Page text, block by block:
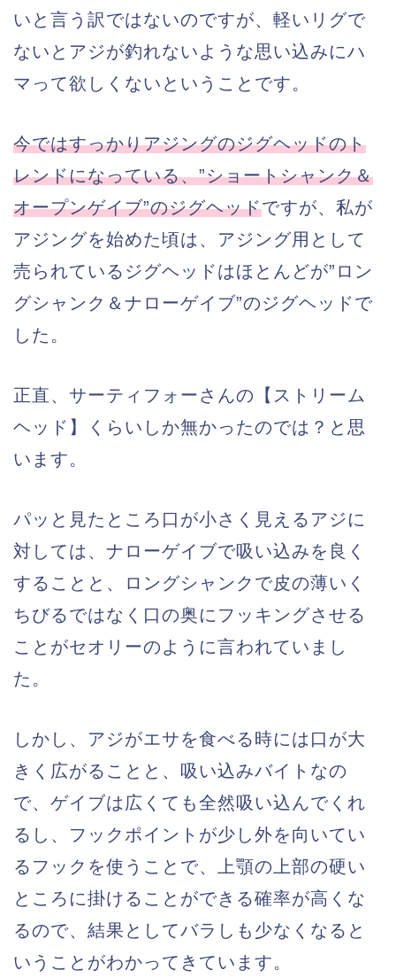
いと言う訳ではないのですが、軽いリグで
ないとアジが釣れないような思い込みにハ
マって欲しくないということです。
今ではすっかりアジングのジグヘッドのト
レンドになっている、”ショートシャンク＆
オープンゲイブ”のジグヘッドですが、私が
アジングを始めた頃は、アジング用として
売られているジグヘッドはほとんどが”ロン
グシャンク＆ナローゲイブ”のジグヘッドで
した。
正直、サーティフォーさんの【ストリーム
ヘッド】くらいしか無かったのでは？と思
います。
パッと見たところ口が小さく見えるアジに
対しては、ナローゲイブで吸い込みを良く
することと、ロングシャンクで皮の薄いく
ちびるではなく口の奥にフッキングさせる
ことがセオリーのように言われていまし
た。
しかし、アジがエサを食べる時には口が大
きく広がることと、吸い込みバイトなの
で、ゲイブは広くても全然吸い込んでくれ
るし、フックポイントが少し外を向いてい
るフックを使うことで、上顎の上部の硬い
ところに掛けることができる確率が高くな
るので、結果としてバラしも少なくなると
いうことがわかってきています。